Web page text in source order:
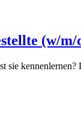
(w/m/
sie